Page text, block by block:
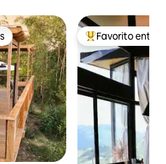
huéspedes De los mejores
Favorito entre